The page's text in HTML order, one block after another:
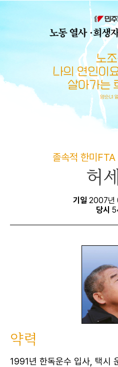
메뉴 건
졸속적 한미
허
기일 2007년
당시
약력
1991년 한독운수 입사, 택시